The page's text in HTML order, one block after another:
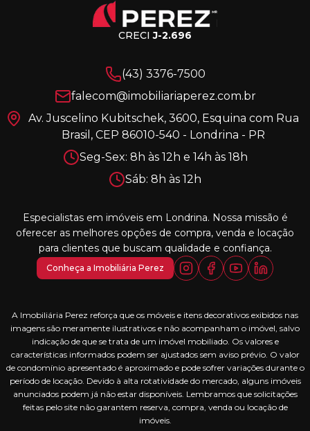
CRECIJ-2.696
(43) 3376-7500
falecom@imobiliariaperez.com.br
Av. Juscelino Kubitschek, 3600, Esquina com Rua
Brasil, CEP 86010-540 - Londrina - PR
Seg-Sex: 8h às 12h e 14h às 18h
Sáb: 8h às 12h
Especialistas em imóveis em Londrina. Nossa missão é
oferecer as melhores opções de compra, venda e locação
para clientes que buscam qualidade e confiança.
Conheça a Imobiliária Perez
A Imobiliária Perez reforça que os móveis e itens decorativos exibidos nas
imagens são meramente ilustrativos e não acompanham o imóvel, salvo
indicação de que se trata de um imóvel mobiliado. Os valores e
características informados podem ser ajustados sem aviso prévio. O valor
de condomínio apresentado é aproximado e pode sofrer variações durante o
período de locação. Devido à alta rotatividade do mercado, alguns imóveis
anunciados podem já não estar disponíveis. Lembramos que solicitações
feitas pelo site não garantem reserva, compra, venda ou locação de
imóveis.